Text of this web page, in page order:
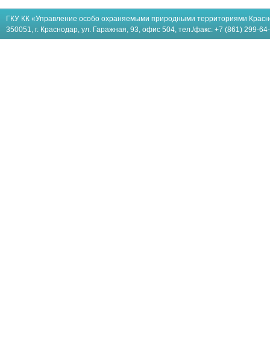
ГКУ КК «Управление особо охраняемыми природными территориями
350051, г. Краснодар, ул. Гаражная, 93, офис 504, тел./факс: +7 (861) 299-